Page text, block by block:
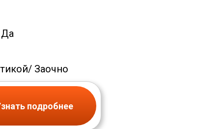
Да
Заочно
подробнее